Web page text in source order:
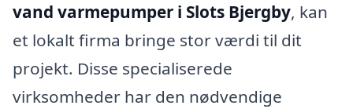
vand varmepumper i Slots Bjergby, kan
et lokalt firma bringe stor værdi til dit
projekt. Disse specialiserede
virksomheder har den nødvendige